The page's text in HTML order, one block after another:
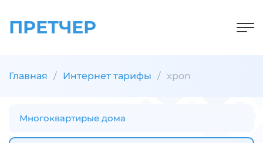
ПРЕТЧЕР
Главная Интернет тарифы xpon
Многоквартирые дома